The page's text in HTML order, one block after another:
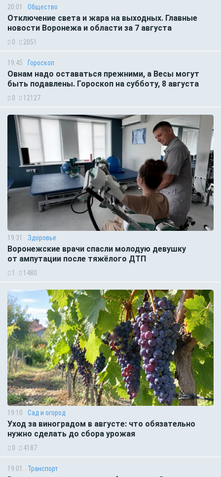
20:01 Общество
Отключение света и жара на выходных. Главные
новости Воронежа и области за 7 августа
0 2051
19:45 Гороскоп
Овнам надо оставаться прежними, а Весы могут
быть подавлены. Гороскоп на субботу, 8 августа
0 12127
19:31 Здоровье
Воронежские врачи спасли молодую девушку
от ампутации после тяжёлого ДТП
1 1480
19:10 Сад и огород
Уход за виноградом в августе: что обязательно
нужно сделать до сбора урожая
0 4187
19:01 Транспорт